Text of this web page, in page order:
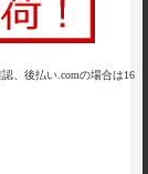
、後払い.comの場合は16